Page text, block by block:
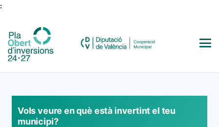
:
Vols veure en què està invertint el teu
municipi?